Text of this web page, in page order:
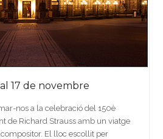
17 de novembre
nos a la celebració del 150è
de Richard Strauss amb un viatge
El lloc escollit per